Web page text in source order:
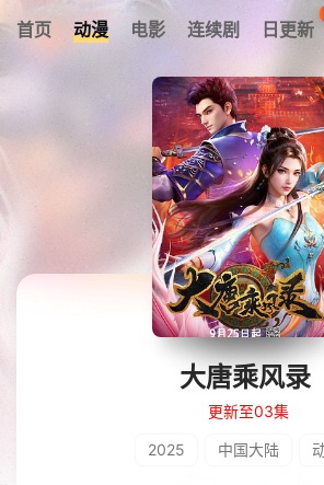
首页 动漫 电影 连续剧 日更新
大唐乘风录
更新至03集
2025 中国大陆